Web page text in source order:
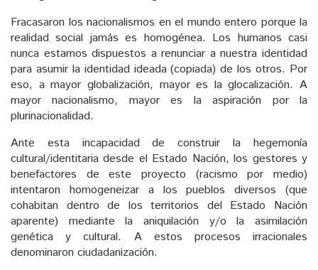
Fracasaron los nacionalismos en el mundo entero porque la
realidad social jamás es homogénea. Los humanos casi
nunca estamos dispuestos a renunciar a nuestra identidad
para asumir la identidad ideada (copiada) de los otros. Por
eso, a mayor globalización, mayor es la glocalización. A
mayor nacionalismo, mayor es la aspiración por la
plurinacionalidad.
Ante esta incapacidad de construir la hegemonía
cultural/identitaria desde el Estado Nación, los gestores y
benefactores de este proyecto (racismo por medio)
intentaron homogeneizar a los pueblos diversos (que
cohabitan dentro de los territorios del Estado Nación
aparente) mediante la aniquilación y/o la asimilación
genética y cultural. A estos procesos irracionales
denominaron ciudadanización.